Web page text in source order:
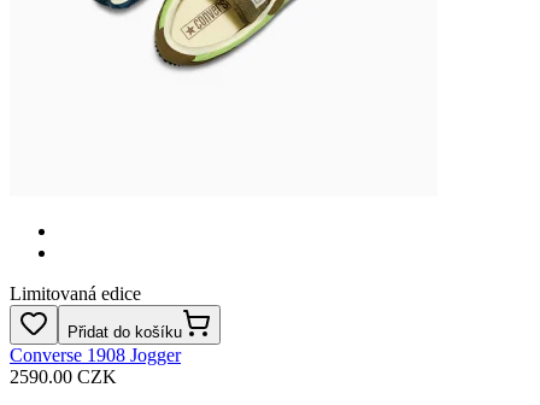
Limitovaná edice
Přidat do košíku
Converse 1908 Jogger
2590.00 CZK